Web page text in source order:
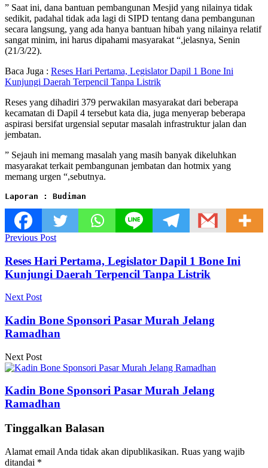
” Saat ini, dana bantuan pembangunan Mesjid yang nilainya tidak
sedikit, padahal tidak ada lagi di SIPD tentang dana pembangunan
secara langsung, yang ada hanya bantuan hibah yang nilainya relatif
sangat minim, ini harus dipahami masyarakat “,jelasnya, Senin
(21/3/22).
Baca Juga : Reses Hari Pertama, Legislator Dapil 1 Bone Ini
Kunjungi Daerah Terpencil Tanpa Listrik
Reses yang dihadiri 379 perwakilan masyarakat dari beberapa
kecamatan di Dapil 4 tersebut kata dia, juga menyerap beberapa
aspirasi bersifat urgensial seputar masalah infrastruktur jalan dan
jembatan.
” Sejauh ini memang masalah yang masih banyak dikeluhkan
masyarakat terkait pembangunan jembatan dan hotmix yang
memang urgen “,sebutnya.
Laporan : Budiman
Previous Post
Reses Hari Pertama, Legislator Dapil 1 Bone Ini
Kunjungi Daerah Terpencil Tanpa Listrik
Next Post
Kadin Bone Sponsori Pasar Murah Jelang
Ramadhan
Next Post
Kadin Bone Sponsori Pasar Murah Jelang
Ramadhan
Tinggalkan Balasan
Alamat email Anda tidak akan dipublikasikan. Ruas yang wajib
ditandai *